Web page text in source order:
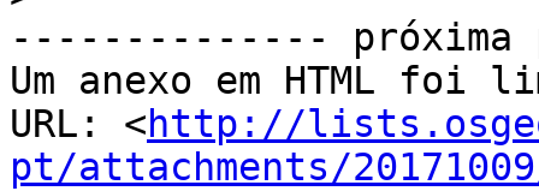
--------------
Um anexo em HTML foi
URL: <http://
pt/attachments/